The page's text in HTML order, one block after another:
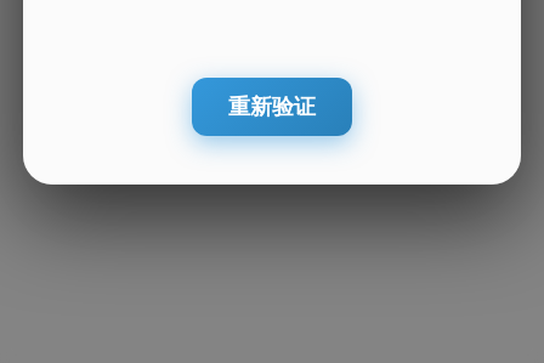
重新验证